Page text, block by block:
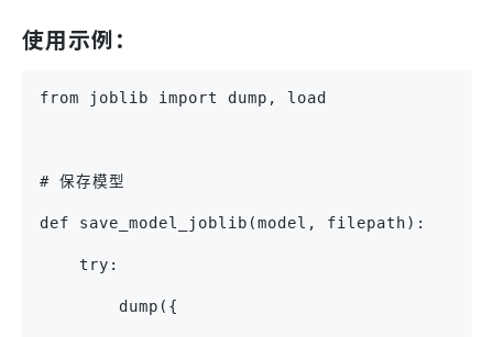
使用示例：
from joblib import dump, load
# 保存模型
def save_model_joblib(model, filepath):
    try:
        dump({